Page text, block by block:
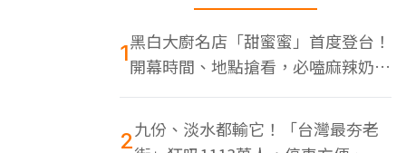
1黑白大廚名店「甜蜜蜜」首度登台！
開幕時間、地點搶看，必嗑麻辣奶油
蝦
2九份、淡水都輸它！「台灣最夯老